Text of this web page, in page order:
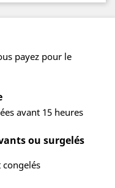
payez pour le
avant 15 heures
ou surgelés
congelés